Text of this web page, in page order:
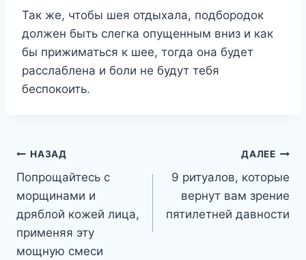
Так же, чтобы шея отдыхала, подбородок
должен быть слегка опущенным вниз и как
бы прижиматься к шее, тогда она будет
расслаблена и боли не будут тебя
беспокоить.
Навигация
по
записям
НАЗАД
Попрощайтесь с
морщинами и
дряблой кожей лица,
применяя эту
мощную смеси
ДАЛЕЕ
9 ритуалов, которые
вернут вам зрение
пятилетней давности